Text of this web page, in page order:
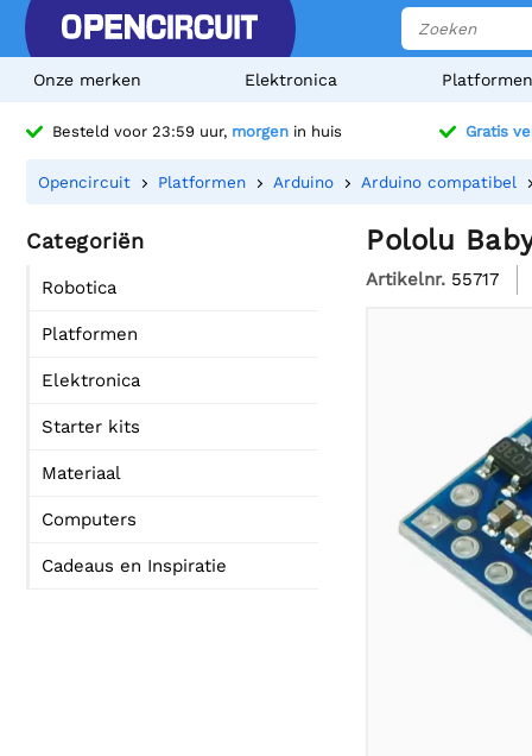
Onze merken Elektronica Platformen
Besteld voor 23:59 uur, morgen in huis Gratis
Opencircuit Platformen Arduino Arduino compatibel
Categoriën
Robotica
Platformen
Elektronica
Starter kits
Materiaal
Computers
Cadeaus en Inspiratie
Pololu
Artikelnr. 55717